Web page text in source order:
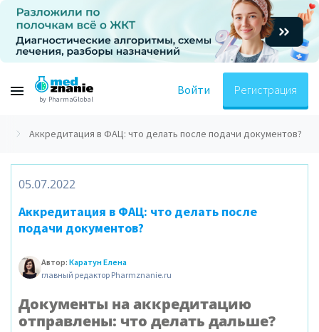
by PharmaGlobal
Войти Регистрация
Аккредитация в ФАЦ: что делать после подачи документов?
05.07.2022
Аккредитация в ФАЦ: что делать после
подачи документов?
Автор: Каратун Елена
главный редактор Pharmznanie.ru
Документы на аккредитацию
отправлены: что делать дальше?